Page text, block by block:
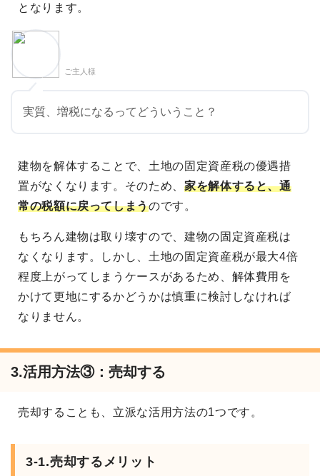
となります。
ご主人様
実質、増税になるってどういうこと？
建物を解体することで、土地の固定資産税の優遇措
置がなくなります。そのため、 家を解体すると、通
常の税額に戻ってしまうのです。
もちろん建物は取り壊すので、建物の固定資産税は
なくなります。しかし、土地の固定資産税が最大4倍
程度上がってしまうケースがあるため、解体費用を
かけて更地にするかどうかは慎重に検討しなければ
なりません。
3.活用方法③：売却する
売却することも、立派な活用方法の1つです。
3-1.売却するメリット